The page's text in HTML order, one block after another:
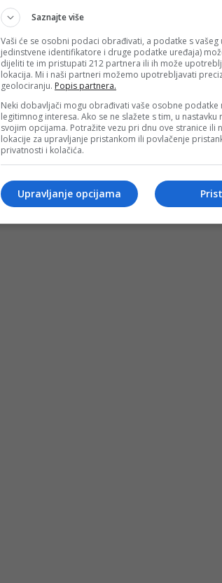
kako je moguće da u privatnom sektoru
koji ima recimo 20…
Pročitaj više
Saznajte više
Vaši će se osobni podaci obrađivati, a podatke s vašeg
jedinstvene identifikatore i druge podatke uređaja)
dijeliti te im pristupati 212 partnera ili ih može
lokacija. Mi i naši partneri možemo upotrebljavati
geolociranju. Popis partnera.
Neki dobavljači mogu obrađivati vaše osobne podatke
legitimnog interesa. Ako se ne slažete s tim, u
svojim opcijama. Potražite vezu pri dnu ove stranice ili
lokacije za upravljanje pristankom ili povlačenje
privatnosti i kolačića.
Upravljanje opcijama